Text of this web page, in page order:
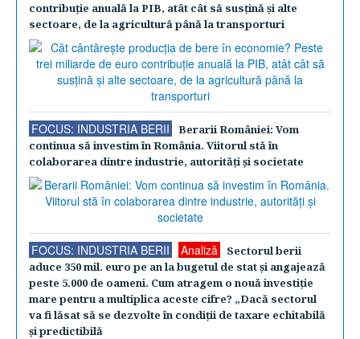
contribuţie anuală la PIB, atât cât să susţină şi alte
sectoare, de la agricultură până la transporturi
FOCUS: INDUSTRIA BERII
Berarii României: Vom
continua să investim în România. Viitorul stă în
colaborarea dintre industrie, autorităţi şi societate
FOCUS: INDUSTRIA BERII Analiză
Sectorul berii
aduce 350 mil. euro pe an la bugetul de stat şi angajează
peste 5.000 de oameni. Cum atragem o nouă investiţie
mare pentru a multiplica aceste cifre? „Dacă sectorul
va fi lăsat să se dezvolte în condiţii de taxare echitabilă
şi predictibilă